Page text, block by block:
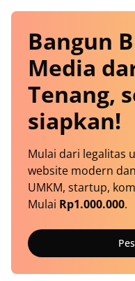
Bangun
Media
Tenang,
siapkan!
Mulai dari legalitas
website modern
UMKM, startup,
Mulai Rp1.000.000.